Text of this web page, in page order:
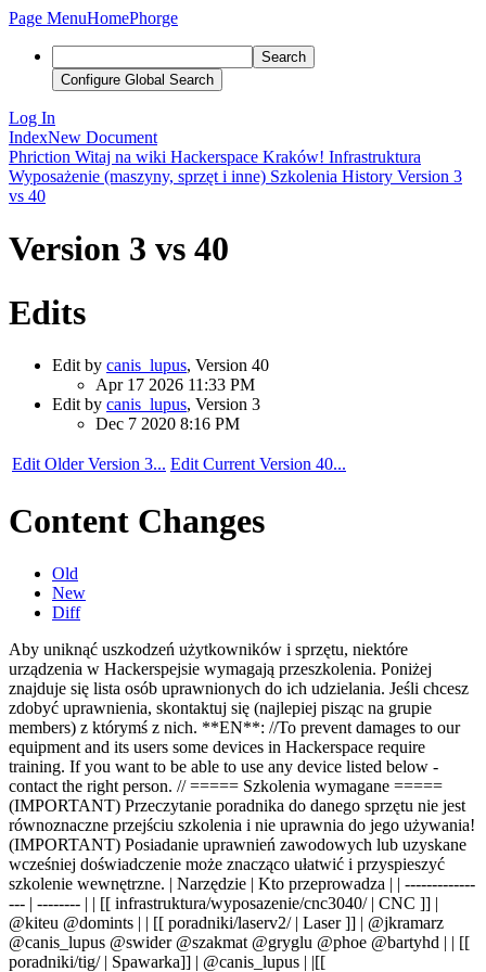
Page MenuHomePhorge
Search
Configure Global Search
Log In
IndexNew Document
Phriction Witaj na wiki Hackerspace Kraków! Infrastruktura
Wyposażenie (maszyny, sprzęt i inne) Szkolenia History Version 3
vs 40
Version 3 vs 40
Edits
Edit by canis_lupus, Version 40
Apr 17 2026 11:33 PM
Edit by canis_lupus, Version 3
Dec 7 2020 8:16 PM
Edit Older Version 3... Edit Current Version 40...
Content Changes
Old
New
Diff
Aby uniknąć uszkodzeń użytkowników i sprzętu, niektóre
urządzenia w Hackerspejsie wymagają przeszkolenia. Poniżej
znajduje się lista osób uprawnionych do ich udzielania. Jeśli chcesz
zdobyć uprawnienia, skontaktuj się (najlepiej pisząc na grupie
members) z którymś z nich. **EN**: //To prevent damages to our
equipment and its users some devices in Hackerspace require
training. If you want to be able to use any device listed below -
contact the right person. // ===== Szkolenia wymagane =====
(IMPORTANT) Przeczytanie poradnika do danego sprzętu nie jest
równoznaczne przejściu szkolenia i nie uprawnia do jego używania!
(IMPORTANT) Posiadanie uprawnień zawodowych lub uzyskane
wcześniej doświadczenie może znacząco ułatwić i przyspieszyć
szkolenie wewnętrzne. | Narzędzie | Kto przeprowadza | | -------------
--- | -------- | | [[ infrastruktura/wyposazenie/cnc3040/ | CNC ]] |
@kiteu @domints | | [[ poradniki/laserv2/ | Laser ]] | @jkramarz
@canis_lupus @swider @szakmat @gryglu @phoe @bartyhd | | [[
poradniki/tig/ | Spawarka]] | @canis_lupus | |[[